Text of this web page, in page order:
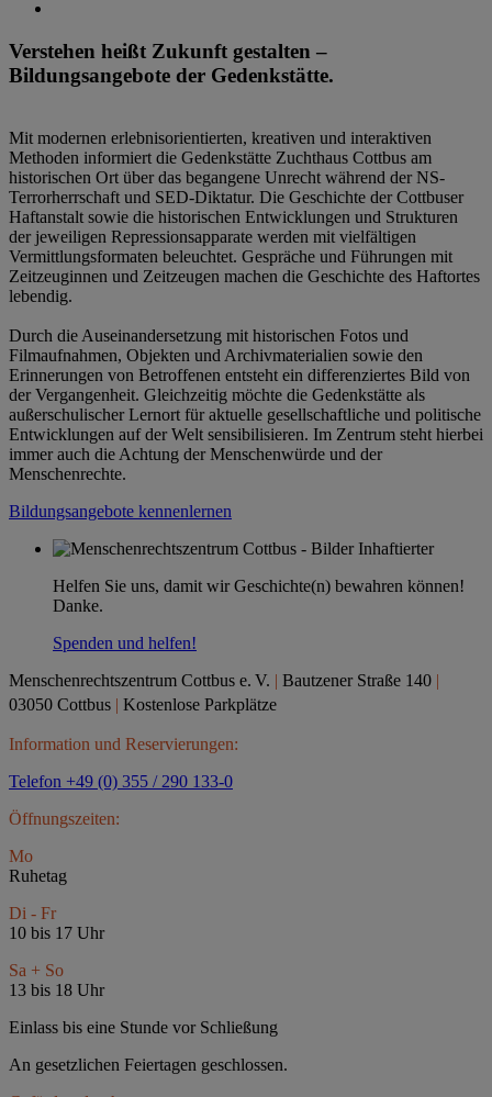
Verstehen heißt Zukunft gestalten –
Bildungsangebote der Gedenkstätte.
Mit modernen erlebnisorientierten, kreativen und interaktiven
Methoden informiert die Gedenkstätte Zuchthaus Cottbus am
historischen Ort über das begangene Unrecht während der NS-
Terrorherrschaft und SED-Diktatur. Die Geschichte der Cottbuser
Haftanstalt sowie die historischen Entwicklungen und Strukturen
der jeweiligen Repressionsapparate werden mit vielfältigen
Vermittlungsformaten beleuchtet. Gespräche und Führungen mit
Zeitzeuginnen und Zeitzeugen machen die Geschichte des Haftortes
lebendig.
Durch die Auseinandersetzung mit historischen Fotos und
Filmaufnahmen, Objekten und Archivmaterialien sowie den
Erinnerungen von Betroffenen entsteht ein differenziertes Bild von
der Vergangenheit. Gleichzeitig möchte die Gedenkstätte als
außerschulischer Lernort für aktuelle gesellschaftliche und politische
Entwicklungen auf der Welt sensibilisieren. Im Zentrum steht hierbei
immer auch die Achtung der Menschenwürde und der
Menschenrechte.
Bildungsangebote kennenlernen
Helfen Sie uns, damit wir Geschichte(n) bewahren können!
Danke.
Spenden und helfen!
Menschenrechtszentrum Cottbus e. V. | Bautzener Straße 140 |
03050 Cottbus | Kostenlose Parkplätze
Information und Reservierungen:
Telefon +49 (0) 355 / 290 133-0
Öffnungszeiten:
Mo
Ruhetag
Di - Fr
10 bis 17 Uhr
Sa + So
13 bis 18 Uhr
Einlass bis eine Stunde vor Schließung
An gesetzlichen Feiertagen geschlossen.